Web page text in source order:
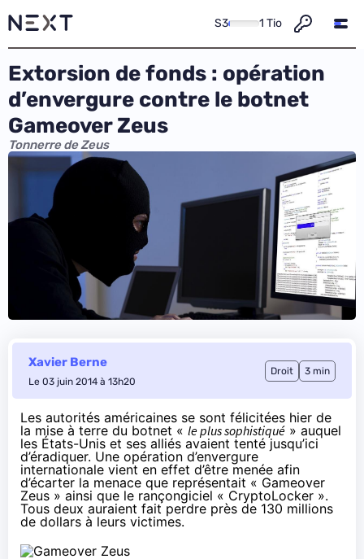
S3 1 Tio
Extorsion de fonds : opération
d’envergure contre le botnet
Gameover Zeus
Tonnerre de Zeus
Xavier Berne
Le 03 juin 2014 à 13h20
Droit 3 min
Les autorités américaines se sont félicitées hier de
la mise à terre du botnet « le plus sophistiqué » auquel
les États-Unis et ses alliés avaient tenté jusqu’ici
d’éradiquer. Une opération d’envergure
internationale vient en effet d’être menée afin
d’écarter la menace que représentait « Gameover
Zeus » ainsi que le rançongiciel « CryptoLocker ».
Tous deux auraient fait perdre près de 130 millions
de dollars à leurs victimes.